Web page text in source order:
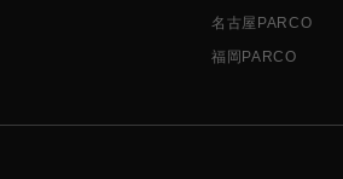
名古屋PARCO
福岡PARCO